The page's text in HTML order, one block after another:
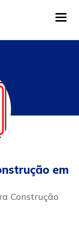
em
Construção